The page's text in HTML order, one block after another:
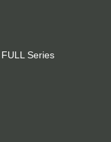
Series